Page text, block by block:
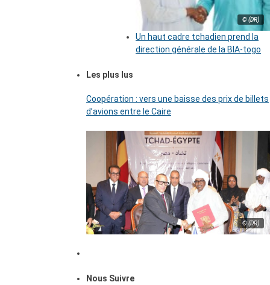
© (DR)
Un haut cadre tchadien prend la
direction générale de la BIA-togo
Les plus lus
Coopération : vers une baisse des prix de billets
d’avions entre le Caire
© (DR)
Nous Suivre